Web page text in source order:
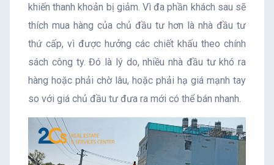
khiến thanh khoản bị giảm. Vì đa phần khách sau sẽ
thích mua hàng của chủ đầu tư hơn là nhà đầu tư
thứ cấp, vì được hưởng các chiết khấu theo chính
sách công ty. Đó là lý do, nhiều nhà đầu tư khó ra
hàng hoặc phải chờ lâu, hoặc phải hạ giá mạnh tay
so với giá chủ đầu tư đưa ra mới có thể bán nhanh.